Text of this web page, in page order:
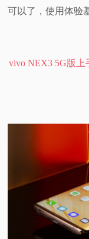
可以了，使用体验
vivo NEX3 5G版